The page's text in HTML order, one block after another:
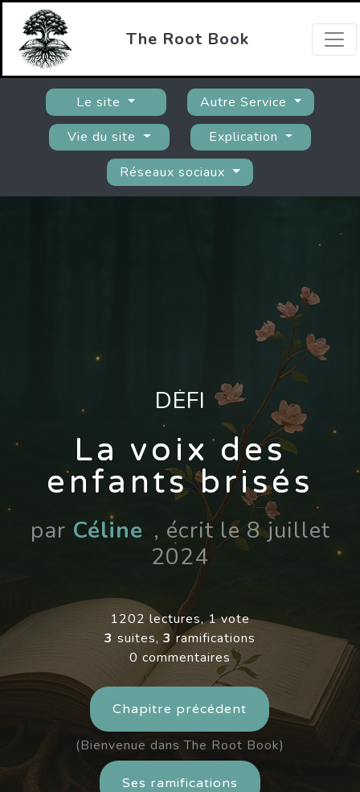
The Root Book
Le site
Autre Service
Vie du site
Explication
Réseaux sociaux
DÉFI
La voix des
enfants brisés
par Céline , écrit le 8 juillet
2024
1202 lectures, 1 vote
3 suites, 3 ramifications
0 commentaires
Chapitre précédent
(Bienvenue dans The Root Book)
Ses ramifications